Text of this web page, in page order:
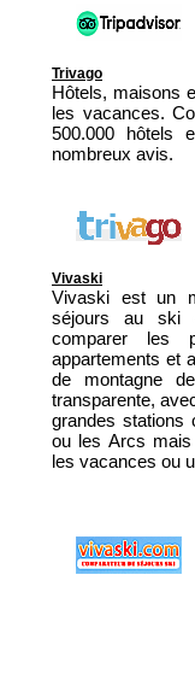
Trivago
Hôtels, maisons
les vacances.
500.000 hôtels
nombreux avis.
Vivaski
Vivaski est un
séjours au ski
comparer les
appartements et
de montagne
transparente,
grandes stations
ou les Arcs
les vacances ou